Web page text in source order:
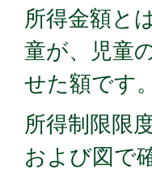
所得金額と
童が、児童
せた額です。
所得制限限
および図で